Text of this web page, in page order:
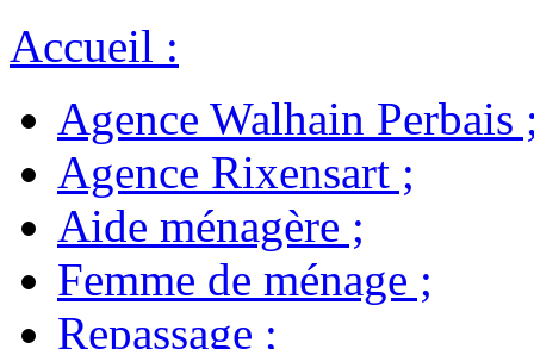
Accueil :
Agence Walhain Perbais
Agence Rixensart ;
Aide ménagère ;
Femme de ménage ;
Repassage ;